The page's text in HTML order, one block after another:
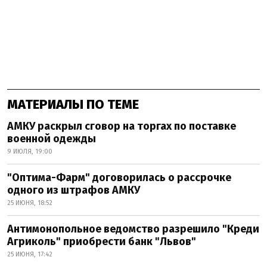
МАТЕРИАЛЫ ПО ТЕМЕ
АМКУ раскрыл сговор на торгах по поставке
военной одежды
9 ИЮЛЯ, 19:00
"Оптима-Фарм" договорилась о рассрочке
одного из штрафов АМКУ
25 ИЮНЯ, 18:52
Антимонопольное ведомство разрешило "Креди
Агриколь" приобрести банк "Львов"
25 ИЮНЯ, 17:42